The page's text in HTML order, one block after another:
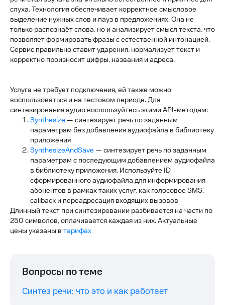
слуха. Технология обеспечивает корректное смысловое
выделение нужных слов и пауз в предложениях. Она не
только распознаёт слова, но и анализирует смысл текста, что
позволяет формировать фразы с естественной интонацией.
Сервис правильно ставит ударения, нормализует текст и
корректно произносит цифры, названия и адреса.
Услуга не требует подключения, ей также можно
воспользоваться и на тестовом периоде. Для
синтезирования аудио воспользуйтесь этими API-методам:
Synthesize — синтезирует речь по заданным
параметрам без добавления аудиофайла в библиотеку
приложения
SynthesizeAndSave — синтезирует речь по заданным
параметрам с последующим добавлением аудиофайла
в библиотеку приложения. Используйте ID
сформированного аудиофайла для информирования
абонентов в рамках таких услуг, как голосовое SMS,
callback и переадресация входящих вызовов
Длинный текст при синтезировании разбивается на части по
250 символов, оплачивается каждая из них. Актуальные
цены указаны в тарифах
Вопросы по теме
Синтез речи: что это и как работает